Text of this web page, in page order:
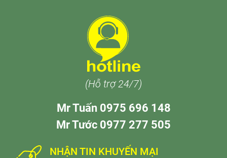
(Hỗ trợ 24/7)
Mr Tuấn 0975 696 148
Mr Tước 0977 277 505
NHẬN TIN KHUYẾN MẠI